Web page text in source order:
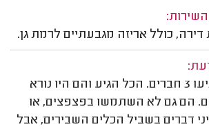
דירה, כולל אריזה מגבעתיים לרמת גן.
הם הגיעו 3 חברים. הכל הגיע והם היו נורא
הם גם לא השתמשו בפצפצים, או
דברים בשביל הכלים השבירים, אבל